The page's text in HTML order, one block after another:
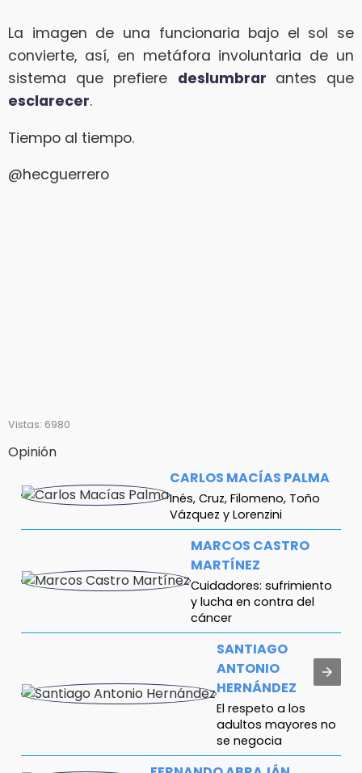
La imagen de una funcionaria bajo el sol se
convierte, así, en metáfora involuntaria de un
sistema que prefiere deslumbrar antes que
esclarecer.
Tiempo al tiempo.
@hecguerrero
Vistas: 6980
Opinión
CARLOS MACÍAS PALMA
Inés, Cruz, Filomeno, Toño
Vázquez y Lorenzini
MARCOS CASTRO
MARTÍNEZ
Cuidadores: sufrimiento
y lucha en contra del
cáncer
SANTIAGO
ANTONIO
HERNÁNDEZ
El respeto a los
adultos mayores no
se negocia